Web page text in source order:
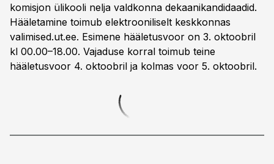
komisjon ülikooli nelja valdkonna dekaanikandidaadid.
Hääletamine toimub elektrooniliselt keskkonnas
valimised.ut.ee. Esimene hääletusvoor on 3. oktoobril
kl 00.00–18.00. Vajaduse korral toimub teine
hääletusvoor 4. oktoobril ja kolmas voor 5. oktoobril.